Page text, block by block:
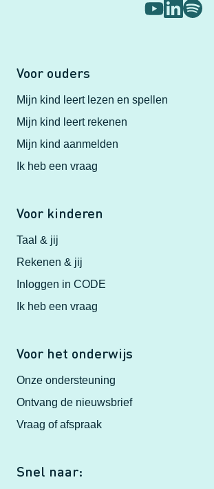
Voor ouders
Mijn kind leert lezen en spellen
Mijn kind leert rekenen
Mijn kind aanmelden
Ik heb een vraag
Voor kinderen
Taal & jij
Rekenen & jij
Inloggen in CODE
Ik heb een vraag
Voor het onderwijs
Onze ondersteuning
Ontvang de nieuwsbrief
Vraag of afspraak
Snel naar: